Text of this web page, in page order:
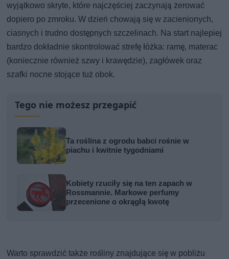
wyjątkowo skryte, które najczęściej zaczynają żerować
dopiero po zmroku. W dzień chowają się w zacienionych,
ciasnych i trudno dostępnych szczelinach. Na start najlepiej
bardzo dokładnie skontrolować strefę łóżka: ramę, materac
(koniecznie również szwy i krawędzie), zagłówek oraz
szafki nocne stojące tuż obok.
Tego nie możesz przegapić
Ta roślina z ogrodu babci rośnie w
piachu i kwitnie tygodniami
Kobiety rzuciły się na ten zapach w
Rossmannie. Markowe perfumy
przecenione o okrągłą kwotę
Warto sprawdzić także rośliny znajdujące się w pobliżu